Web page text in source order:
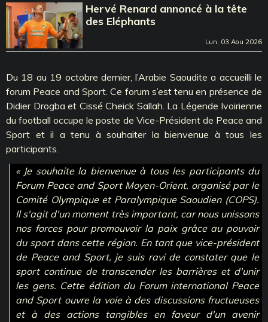
Hervé Renard annoncé à la tête
des Eléphants
Lun, 03 Aou 2026
Du 18 au 19 octobre dernier, l’Arabie Saoudite a accueilli le
forum Peace and Sport. Ce forum s’est tenu en présence de
Didier Drogba et Cissé Cheick Sallah. La Légende Ivoirienne
du football occupe le poste de Vice-Président de Peace and
Sport et il a tenu à souhaiter la bienvenue à tous les
participants.
« Je souhaite la bienvenue à tous les participants du
Forum Peace and Sport Moyen-Orient, organisé par le
Comité Olympique et Paralympique Saoudien (COPS).
Il s'agit d'un moment très important, car nous unissons
nos forces pour promouvoir la paix grâce au pouvoir
du sport dans cette région. En tant que vice-président
de Peace and Sport, je suis ravi de constater que le
sport continue de transcender les barrières et d'unir
les gens. Cette édition du Forum international Peace
and Sport ouvre la voie à des discussions fructueuses
et à des actions tangibles en faveur d'un avenir